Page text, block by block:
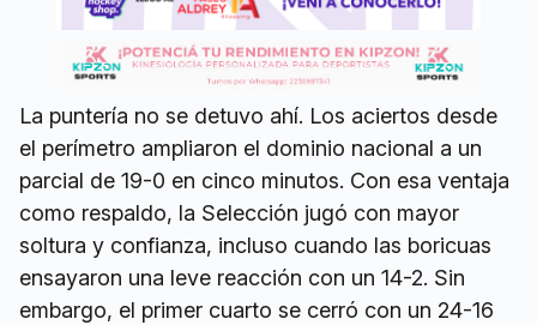
La puntería no se detuvo ahí. Los aciertos desde
el perímetro ampliaron el dominio nacional a un
parcial de 19-0 en cinco minutos. Con esa ventaja
como respaldo, la Selección jugó con mayor
soltura y confianza, incluso cuando las boricuas
ensayaron una leve reacción con un 14-2. Sin
embargo, el primer cuarto se cerró con un 24-16